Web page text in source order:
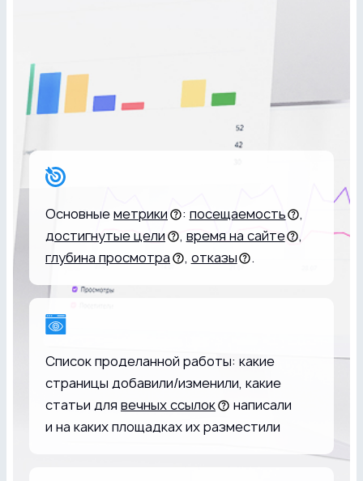
Основныеметрики : посещаемость
,
достигнутые цели
, время на сайте
,
глубина просмотра
, отказы .
Список проделанной работы: какие
страницы добавили/изменили, какие
статьи для вечных ссылок
написали
и на каких площадках их разместили